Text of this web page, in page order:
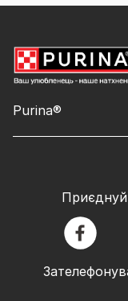
Purina®
facebook